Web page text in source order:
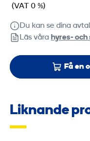
(VAT 0 %)
Du kan se dina
Läs våra hyres‑
Få en
Liknande